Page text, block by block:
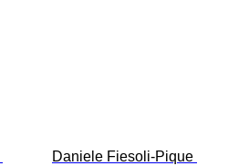
Daniele Fiesoli-Pique